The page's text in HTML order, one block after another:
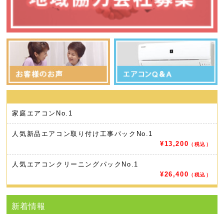
家庭エアコン No.1
人気新品エアコン取り付け工事パック No.1
¥13,200
（税込）
人気エアコンクリーニングパック No.1
¥26,400
（税込）
新着情報